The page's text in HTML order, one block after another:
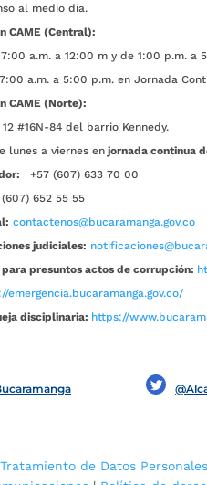
al medio día.
CAME (Central):
a.m. a 12:00 m y de 1:00 p.m. a
a 5:00 p.m. en Jornada
CAME (Norte):
#16N-84 del barrio Kennedy.
lunes a viernes en jornada continua
+57 (607) 633 70 00
652 55 55
contactenos@bucaramanga.gov.co
judiciales:
presuntos actos de corrupción:
emergencia.bucaramanga.gov.co/
disciplinaria: https://
de Datos Personales